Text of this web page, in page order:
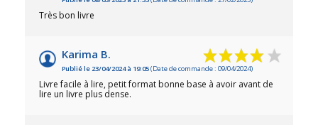
Très bon livre
Karima B.
Publié le 23/04/2024 à 19:05(Date de commande : 09/04/2024)
Livre facile à lire, petit format bonne base à avoir avant de
lire un livre plus dense.